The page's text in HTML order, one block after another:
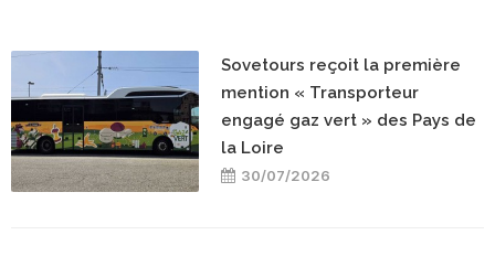
Sovetours reçoit la première
mention « Transporteur
engagé gaz vert » des Pays de
la Loire
30/07/2026